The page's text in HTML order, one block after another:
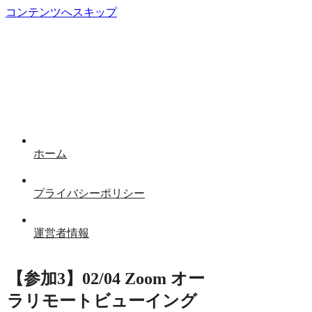
コンテンツへスキップ
ホーム
プライバシーポリシー
運営者情報
【参加3】02/04 Zoom オー
ラリモートビューイング